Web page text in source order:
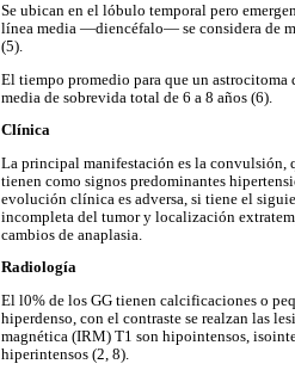
Se ubican en el lóbulo temporal pero
línea media —diencéfalo— se considera de
(5).
El tiempo promedio para que un astrocitoma
media de sobrevida total de 6 a 8 años (6).
Clínica
La principal manifestación es la convulsión,
tienen como signos predominantes
evolución clínica es adversa, si tiene el
incompleta del tumor y localización
cambios de anaplasia.
Radiología
El l0% de los GG tienen calcificaciones o
hiperdenso, con el contraste se realzan las
magnética (IRM) T1 son hipointensos,
hiperintensos (2, 8).